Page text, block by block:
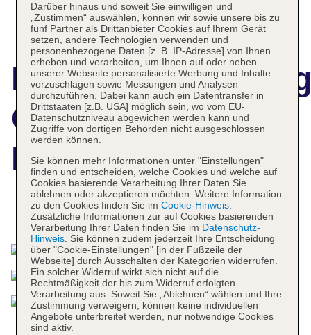
Crowne Plaza
Bratislava
Das bietet Ihre Unterkunft
Darüber hinaus und soweit Sie einwilligen und
„Zustimmen“ auswählen, können wir sowie unsere bis zu
fünf Partner als Drittanbieter Cookies auf Ihrem Gerät
setzen, andere Technologien verwenden und
personenbezogene Daten [z. B. IP-Adresse] von Ihnen
erheben und verarbeiten, um Ihnen auf oder neben
unserer Webseite personalisierte Werbung und Inhalte
vorzuschlagen sowie Messungen und Analysen
durchzuführen. Dabei kann auch ein Datentransfer in
Drittstaaten [z.B. USA] möglich sein, wo vom EU-
Datenschutzniveau abgewichen werden kann und
Zugriffe von dortigen Behörden nicht ausgeschlossen
werden können.
Sie können mehr Informationen unter "Einstellungen"
finden und entscheiden, welche Cookies und welche auf
Cookies basierende Verarbeitung Ihrer Daten Sie
ablehnen oder akzeptieren möchten. Weitere Information
zu den Cookies finden Sie im Cookie-Hinweis.
Zusätzliche Informationen zur auf Cookies basierenden
Verarbeitung Ihrer Daten finden Sie im Datenschutz-
Hinweis. Sie können zudem jederzeit Ihre Entscheidung
über "Cookie-Einstellungen" [in der Fußzeile der
Webseite] durch Ausschalten der Kategorien widerrufen.
Ein solcher Widerruf wirkt sich nicht auf die
Rechtmäßigkeit der bis zum Widerruf erfolgten
Verarbeitung aus. Soweit Sie „Ablehnen“ wählen und Ihre
Zustimmung verweigern, können keine individuellen
Angebote unterbreitet werden, nur notwendige Cookies
sind aktiv.